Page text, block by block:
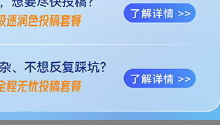
LaTeX版格式模
tissue engineering: from generative design to
10.1088/1758-5090/ae647e